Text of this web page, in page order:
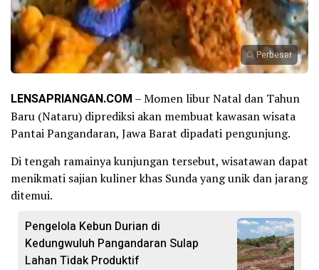
Perbesar
LENSAPRIANGAN.COM – Momen libur Natal dan Tahun
Baru (Nataru) diprediksi akan membuat kawasan wisata
Pantai Pangandaran, Jawa Barat dipadati pengunjung.
Di tengah ramainya kunjungan tersebut, wisatawan dapat
menikmati sajian kuliner khas Sunda yang unik dan jarang
ditemui.
Pengelola Kebun Durian di
Kedungwuluh Pangandaran Sulap
Lahan Tidak Produktif ‎